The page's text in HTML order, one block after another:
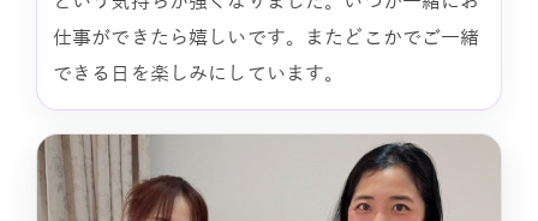
仕事ができたら嬉しいです。またどこかでご一緒
できる日を楽しみにしています。